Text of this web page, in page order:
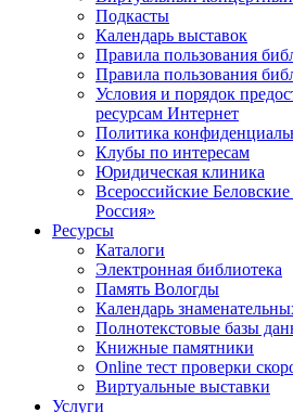
Подкасты
Календарь выставок
Правила пользования
Правила пользования
Условия и порядок
ресурсам Интернет
Политика
Клубы по интересам
Юридическая клиника
Всероссийские
Россия»
Ресурсы
Каталоги
Электронная библиотека
Память Вологды
Календарь
Полнотекстовые базы
Книжные памятники
Online тест проверки
Виртуальные выставки
Услуги